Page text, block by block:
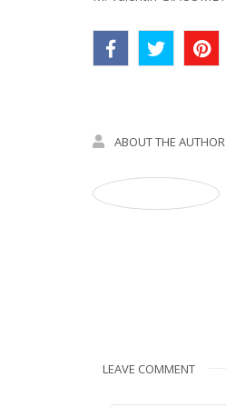
ABOUT THE AUTHOR
LEAVE COMMENT